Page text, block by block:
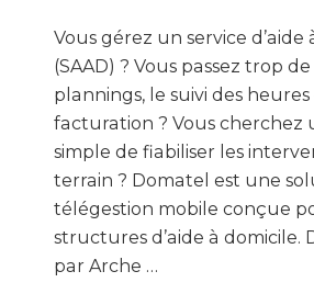
Vous gérez un service d’aide
(SAAD) ? Vous passez trop
plannings, le suivi des heures
facturation ? Vous cherchez
simple de fiabiliser les
terrain ? Domatel est une
télégestion mobile conçue
structures d’aide à domicile.
par Arche …